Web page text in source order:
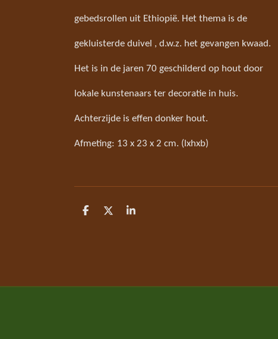
gebedsrollen uit Ethiopië. Het thema is de
gekluisterde duivel , d.w.z. het gevangen kwaad.
Het is in de jaren 70 geschilderd op hout door
lokale kunstenaars ter decoratie in huis.
Achterzijde is effen donker hout.
Afmeting: 13 x 23 x 2 cm. (lxhxb)
D
D
S